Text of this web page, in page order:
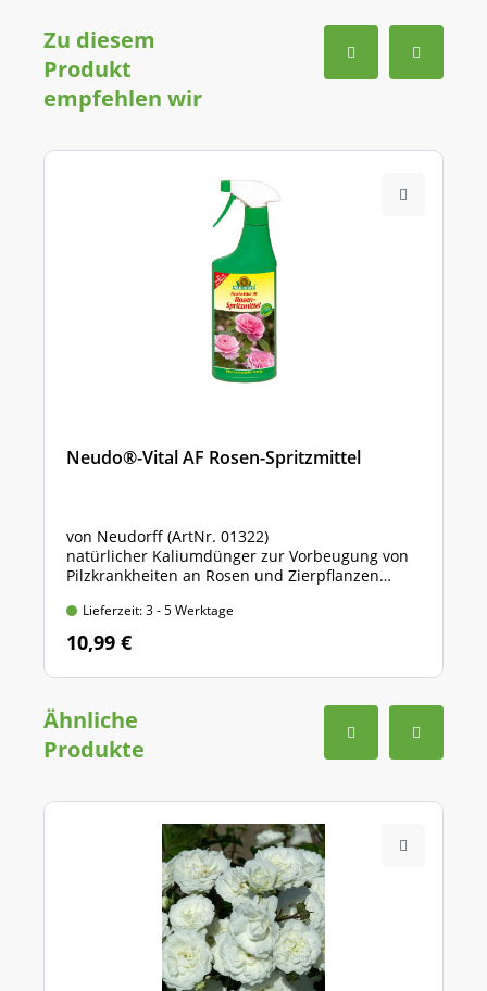
Zu diesem
Produkt
empfehlen wir
Neudo®-Vital AF Rosen-Spritzmittel
von Neudorff (ArtNr. 01322)
natürlicher Kaliumdünger zur Vorbeugung von
Pilzkrankheiten an Rosen und Zierpflanzen
Lieferzeit: 3 - 5 Werktage
10,99 €
Ähnliche
Produkte